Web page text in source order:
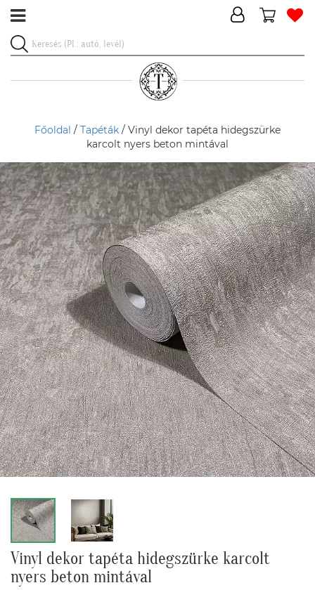
Főoldal / Tapéták / Vinyl dekor tapéta hidegszürke
karcolt nyers beton mintával
Vinyl dekor tapéta hidegszürke karcolt
nyers beton mintával